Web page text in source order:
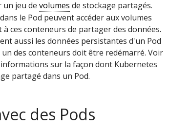
un jeu de volumes de stockage partagés.
le Pod peuvent accéder aux volumes
ces conteneurs de partager des données.
aussi les données persistantes d'un Pod
des conteneurs doit être redémarré. Voir
sur la façon dont Kubernetes
partagé dans un Pod.
des Pods